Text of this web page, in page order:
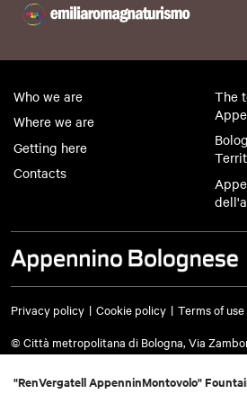
"RenVergatell AppenninMontovolo"
Who we are
Where we are
Getting here
Contacts
The
Privacy policy Cookie policy Terms of use
© Città metropolitana di Bologna, Via
cm.bo@cert.cittametropolitana.bo.it